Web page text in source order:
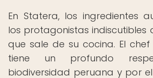
En Statera, los ingredientes
los protagonistas
que sale de su cocina. El chef
tiene un profundo
biodiversidad peruana y por